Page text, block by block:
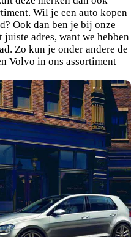
Wil je een auto kopen
Ook dan ben je bij onze
juiste adres, want we hebben
Zo kun je onder andere de
Volvo in ons assortiment